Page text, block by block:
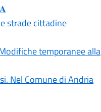
strade cittadine
temporanee alla
Nel Comune di Andria